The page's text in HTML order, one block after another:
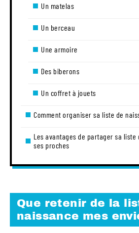
Un matelas
Un berceau
Une armoire
Des biberons
Un coffret à jouets
Comment organiser sa liste de
Les avantages de partager sa liste
ses proches
Que retenir de la
naissance mes